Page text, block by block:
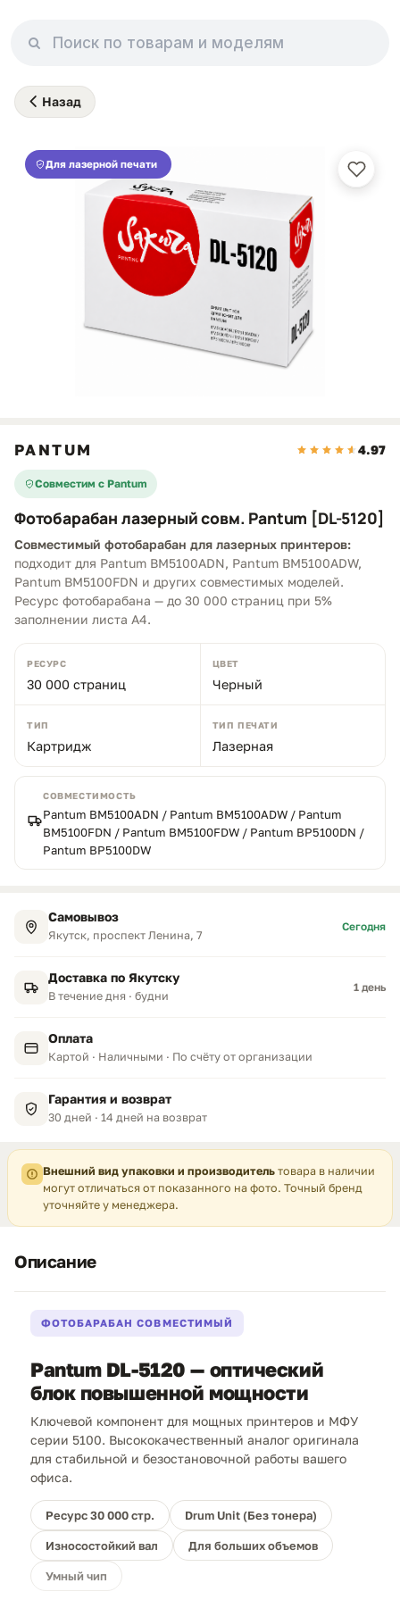
Назад
Для лазерной печати
PANTUM 4.97
Совместим с Pantum
Фотобарабан лазерный совм. Pantum [DL-5120]
Совместимый фотобарабан для лазерных принтеров:
подходит для Pantum BM5100ADN, Pantum BM5100ADW,
Pantum BM5100FDN и других совместимых моделей.
Ресурс фотобарабана — до 30 000 страниц при 5%
заполнении листа A4.
РЕСУРС
30 000 страниц
ЦВЕТ
Черный
ТИП
Картридж
ТИП ПЕЧАТИ
Лазерная
СОВМЕСТИМОСТЬ
Pantum BM5100ADN / Pantum BM5100ADW / Pantum
BM5100FDN / Pantum BM5100FDW / Pantum BP5100DN /
Pantum BP5100DW
Самовывоз
Якутск, проспект Ленина, 7
Сегодня
Доставка по Якутску
В течение дня · будни
1 день
Оплата
Картой · Наличными · По счёту от организации
Гарантия и возврат
30 дней · 14 дней на возврат
Внешний вид упаковки и производитель товара в наличии
могут отличаться от показанного на фото. Точный бренд
уточняйте у менеджера.
Описание
ФОТОБАРАБАН СОВМЕСТИМЫЙ
Pantum DL-5120 — оптический
блок повышенной мощности
Ключевой компонент для мощных принтеров и МФУ
серии 5100. Высококачественный аналог оригинала
для стабильной и безостановочной работы вашего
офиса.
Ресурс 30 000 стр. Drum Unit (Без тонера)
Износостойкий вал Для больших объемов
Умный чип